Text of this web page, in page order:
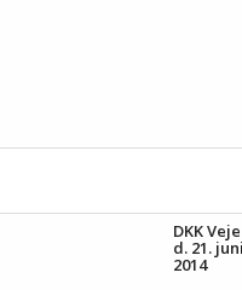
DKK
d. 21.
2014